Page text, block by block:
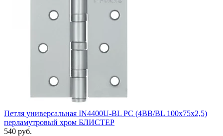
Петля универсальная IN4400U-BL РС (4BB/BL 100x75x2,5)
перламутровый хром БЛИСТЕР
540 руб.